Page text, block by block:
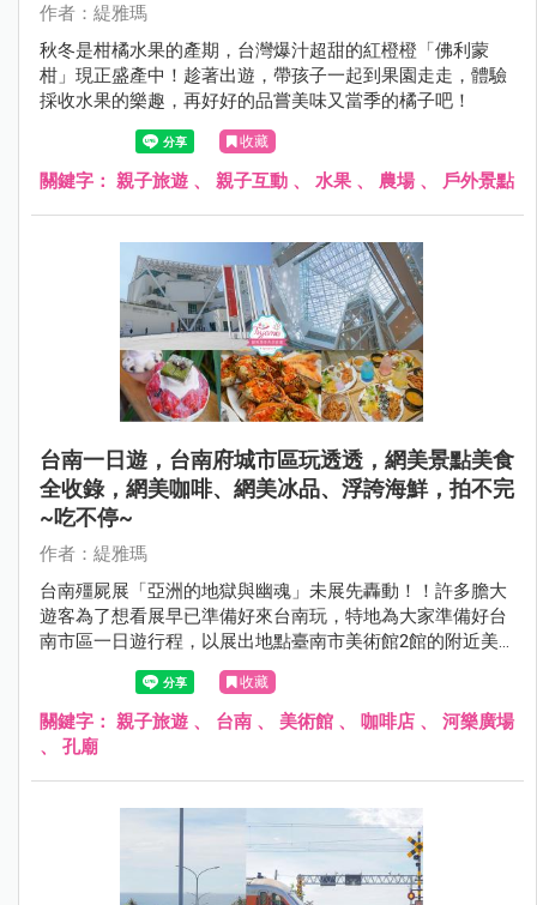
作者：緹雅瑪
秋冬是柑橘水果的產期，台灣爆汁超甜的紅橙橙「佛利蒙
柑」現正盛產中！趁著出遊，帶孩子一起到果園走走，體驗
採收水果的樂趣，再好好的品嘗美味又當季的橘子吧！
收藏
關鍵字： 親子旅遊 、 親子互動 、 水果 、 農場 、 戶外景點
台南一日遊，台南府城市區玩透透，網美景點美食
全收錄，網美咖啡、網美冰品、浮誇海鮮，拍不完
~吃不停~
作者：緹雅瑪
台南殭屍展「亞洲的地獄與幽魂」未展先轟動！！許多膽大
遊客為了想看展早已準備好來台南玩，特地為大家準備好台
南市區一日遊行程，以展出地點臺南市美術館2館的附近美
食景點推薦給大家，想推薦的台南美食景點太多，所以文章
內可依喜好作刪減，人氣名店有可能需要排隊，也要有心理
準備哦~
收藏
關鍵字： 親子旅遊 、 台南 、 美術館 、 咖啡店 、 河樂廣場
、 孔廟